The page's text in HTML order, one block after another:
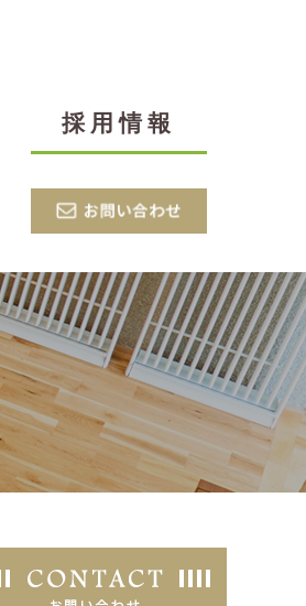
採用情報